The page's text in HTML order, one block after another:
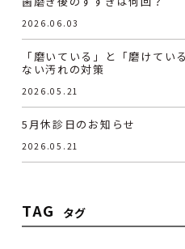
2026.06.03
「磨いている」と「磨けて
ない汚れの対策
2026.05.21
5月休診日のお知らせ
2026.05.21
TAG タグ